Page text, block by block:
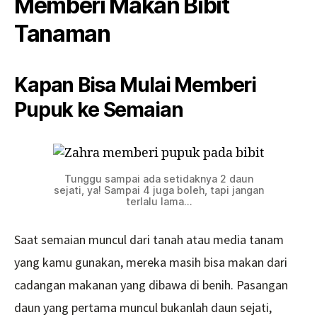
Tanaman
Kapan Bisa Mulai Memberi
Pupuk ke Semaian
Tunggu sampai ada setidaknya 2 daun
sejati, ya! Sampai 4 juga boleh, tapi jangan
terlalu lama…
Saat semaian muncul dari tanah atau media tanam
yang kamu gunakan, mereka masih bisa makan dari
cadangan makanan yang dibawa di benih. Pasangan
daun yang pertama muncul bukanlah daun sejati,